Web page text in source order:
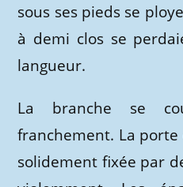
sous ses pieds se
à demi clos se
langueur.
La branche se
franchement. La
solidement fixée par